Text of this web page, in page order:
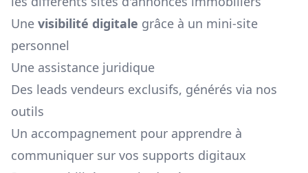
Une visibilité digitale grâce à un mini-site
personnel
Une assistance juridique
Des leads vendeurs exclusifs, générés via nos
outils
Un accompagnement pour apprendre à
communiquer sur vos supports digitaux